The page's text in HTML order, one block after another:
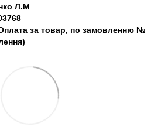
Л.М
за товар, по замовленню №